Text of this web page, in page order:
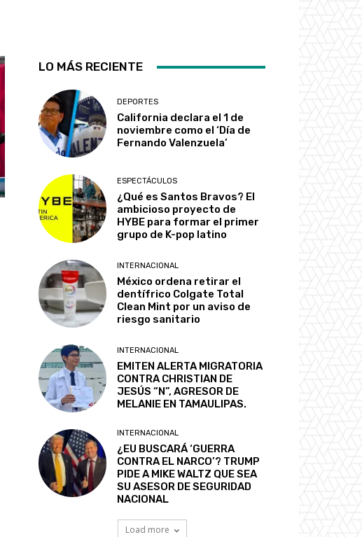
LO MÁS RECIENTE
DEPORTES
California declara el 1 de
noviembre como el ‘Día de
Fernando Valenzuela’
ESPECTÁCULOS
¿Qué es Santos Bravos? El
ambicioso proyecto de
HYBE para formar el primer
grupo de K-pop latino
INTERNACIONAL
México ordena retirar el
dentífrico Colgate Total
Clean Mint por un aviso de
riesgo sanitario
INTERNACIONAL
EMITEN ALERTA MIGRATORIA
CONTRA CHRISTIAN DE
JESÚS “N”, AGRESOR DE
MELANIE EN TAMAULIPAS.
INTERNACIONAL
¿EU BUSCARÁ ‘GUERRA
CONTRA EL NARCO’? TRUMP
PIDE A MIKE WALTZ QUE SEA
SU ASESOR DE SEGURIDAD
NACIONAL
Load more